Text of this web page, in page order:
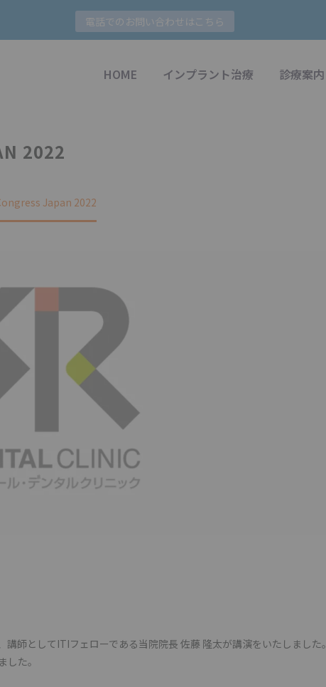
電話でのお問い合わせはこちら
HOME インプラント治療 診療案内
2022
Japan 2022
師としてITIフェローである当院院長 佐藤 隆太が講演をいたしました。
た。